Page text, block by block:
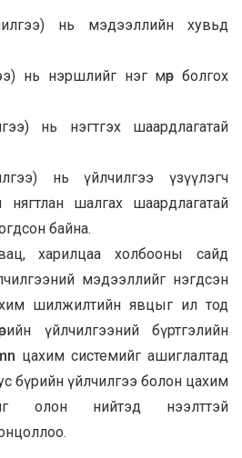
нь мэдээллийн хувьд
нь нэршлийг нэг мөр болгох
нь нэгтгэх шаардлагатай
нь үйлчилгээ үзүүлэгч
нягтлан шалгах шаардлагатай
байна.
харилцаа холбооны сайд
мэдээллийг нэгдсэн
шилжилтийн явцыг ил тод
үйлчилгээний бүртгэлийн
цахим системийг ашиглалтад
бүрийн үйлчилгээ болон цахим
олон нийтэд нээлттэй